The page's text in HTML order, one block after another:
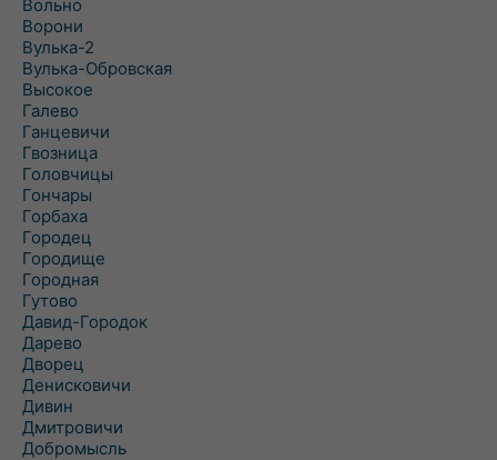
Вольно
Ворони
Вулька-2
Вулька-Обровская
Высокое
Галево
Ганцевичи
Гвозница
Головчицы
Гончары
Горбаха
Городец
Городище
Городная
Гутово
Давид-Городок
Дарево
Дворец
Денисковичи
Дивин
Дмитровичи
Добромысль